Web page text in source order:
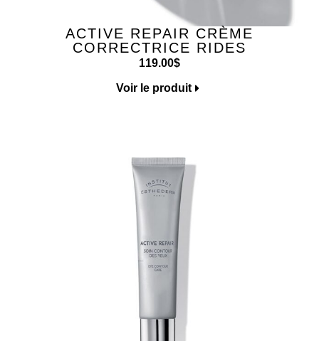
ACTIVE REPAIR CRÈME
CORRECTRICE RIDES
119.00$
Voir le produit